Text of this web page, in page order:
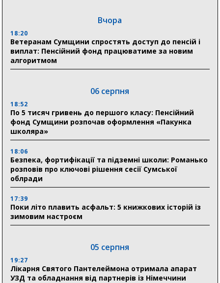
Вчора
18:20
Ветеранам Сумщини спростять доступ до пенсій і
виплат: Пенсійний фонд працюватиме за новим
алгоритмом
06 серпня
18:52
По 5 тисяч гривень до першого класу: Пенсійний
фонд Сумщини розпочав оформлення «Пакунка
школяра»
18:06
Безпека, фортифікації та підземні школи: Романько
розповів про ключові рішення сесії Сумської
облради
17:39
Поки літо плавить асфальт: 5 книжкових історій із
зимовим настроєм
05 серпня
19:27
Лікарня Святого Пантелеймона отримала апарат
УЗД та обладнання від партнерів із Німеччини